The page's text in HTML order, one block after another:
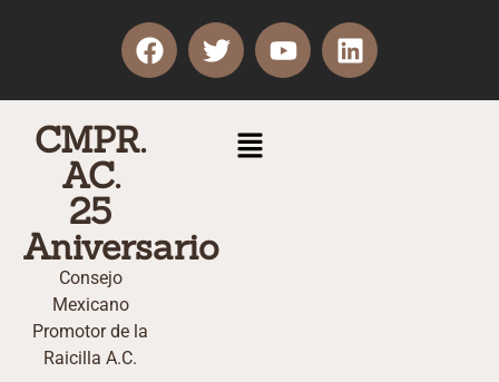
CMPR.
AC.
25
Aniversario
Consejo
Mexicano
Promotor de la
Raicilla A.C.